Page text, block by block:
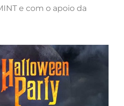
e com o apoio da